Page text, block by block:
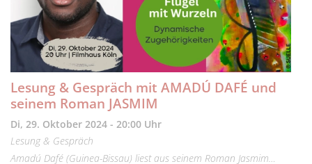
Lesung & Gespräch mit AMADÚ DAFÉ und
seinem Roman JASMIM
Di, 29. Oktober 2024 - 20:00 Uhr
Lesung & Gespräch
Amadú Dafé (Guinea-Bissau) liest aus seinem Roman Jasmim…